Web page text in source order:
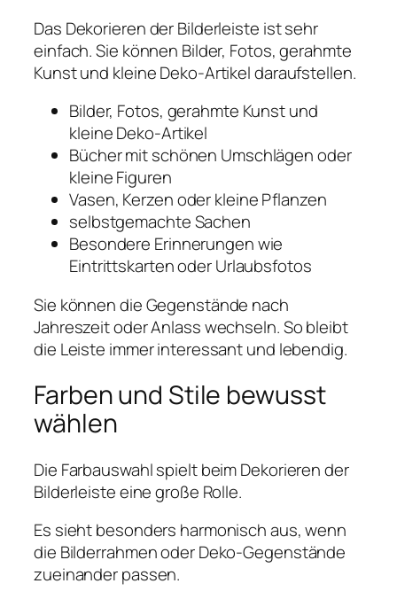
Das Dekorieren der Bilderleiste ist sehr
einfach. Sie können Bilder, Fotos, gerahmte
Kunst und kleine Deko-Artikel daraufstellen.
Bilder, Fotos, gerahmte Kunst und
kleine Deko-Artikel
Bücher mit schönen Umschlägen oder
kleine Figuren
Vasen, Kerzen oder kleine Pflanzen
selbstgemachte Sachen
Besondere Erinnerungen wie
Eintrittskarten oder Urlaubsfotos
Sie können die Gegenstände nach
Jahreszeit oder Anlass wechseln. So bleibt
die Leiste immer interessant und lebendig.
Farben und Stile bewusst
wählen
Die Farbauswahl spielt beim Dekorieren der
Bilderleiste eine große Rolle.
Es sieht besonders harmonisch aus, wenn
die Bilderrahmen oder Deko-Gegenstände
zueinander passen.